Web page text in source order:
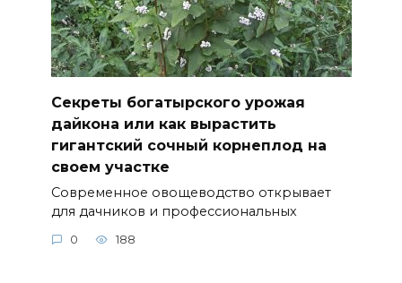
Секреты богатырского урожая
дайкона или как вырастить
гигантский сочный корнеплод на
своем участке
Современное овощеводство открывает
для дачников и профессиональных
0 188